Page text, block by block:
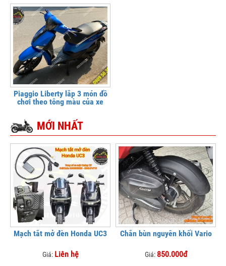
Piaggio Liberty lắp 3 món đồ
chơi theo tông màu của xe
MỚI NHẤT
Mạch tắt mở đèn Honda UC3
Giá: Liên hệ
Chắn bùn nguyên khối Vario
Giá: 850.000đ